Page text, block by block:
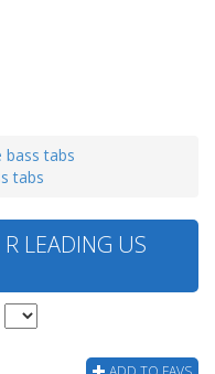
bass tabs
tabs
LEADING US